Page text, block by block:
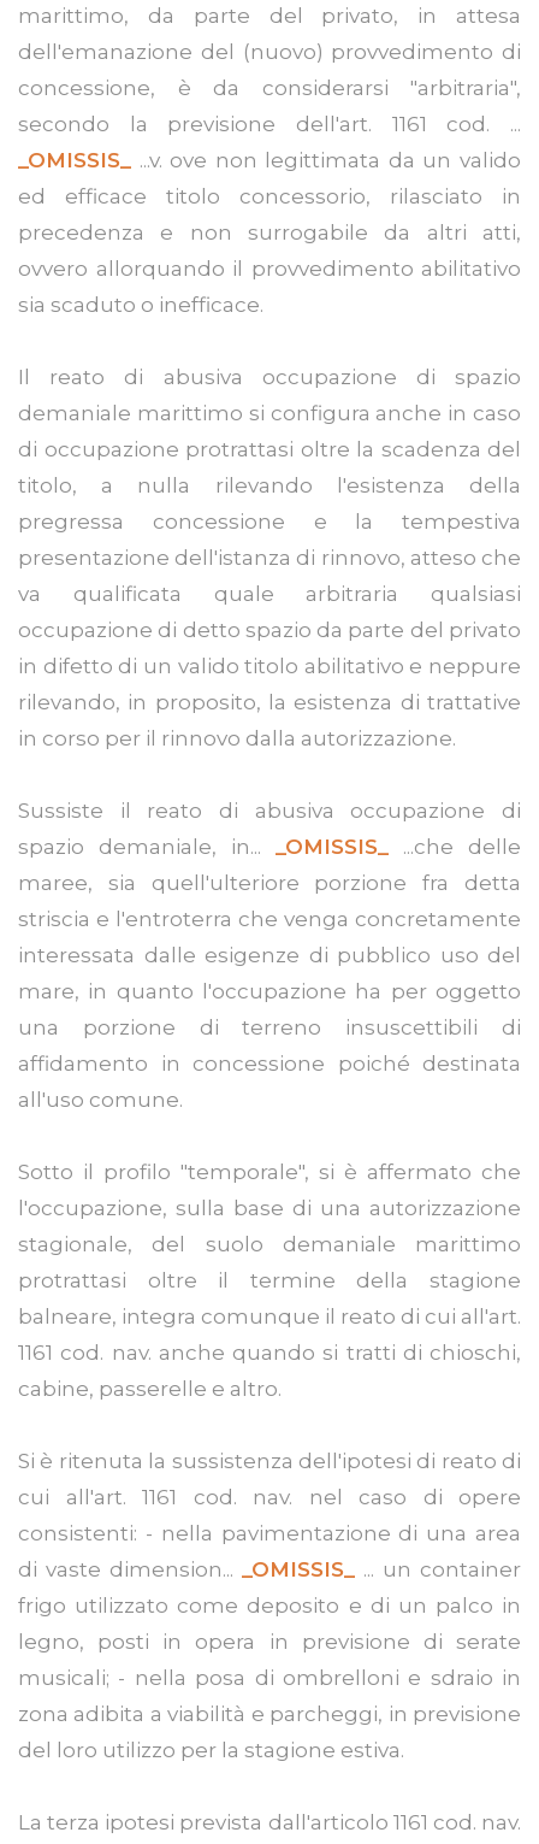
marittimo, da parte del privato, in attesa
dell'emanazione del (nuovo) provvedimento di
concessione, è da considerarsi "arbitraria",
secondo la previsione dell'art. 1161 cod. ...
_OMISSIS_
...v. ove non legittimata da un valido
ed efficace titolo concessorio, rilasciato in
precedenza e non surrogabile da altri atti,
ovvero allorquando il provvedimento abilitativo
sia scaduto o inefficace.
Il reato di abusiva occupazione di spazio
demaniale marittimo si configura anche in caso
di occupazione protrattasi oltre la scadenza del
titolo, a nulla rilevando l'esistenza della
pregressa concessione e la tempestiva
presentazione dell'istanza di rinnovo, atteso che
va qualificata quale arbitraria qualsiasi
occupazione di detto spazio da parte del privato
in difetto di un valido titolo abilitativo e neppure
rilevando, in proposito, la esistenza di trattative
in corso per il rinnovo dalla autorizzazione.
Sussiste il reato di abusiva occupazione di
spazio demaniale, in...
_OMISSIS_
...che delle
maree, sia quell'ulteriore porzione fra detta
striscia e l'entroterra che venga concretamente
interessata dalle esigenze di pubblico uso del
mare, in quanto l'occupazione ha per oggetto
una porzione di terreno insuscettibili di
affidamento in concessione poiché destinata
all'uso comune.
Sotto il profilo "temporale", si è affermato che
l'occupazione, sulla base di una autorizzazione
stagionale, del suolo demaniale marittimo
protrattasi oltre il termine della stagione
balneare, integra comunque il reato di cui all'art.
1161 cod. nav. anche quando si tratti di chioschi,
cabine, passerelle e altro.
Si è ritenuta la sussistenza dell'ipotesi di reato di
cui all'art. 1161 cod. nav. nel caso di opere
consistenti: - nella pavimentazione di una area
di vaste dimension...
_OMISSIS_
... un container
frigo utilizzato come deposito e di un palco in
legno, posti in opera in previsione di serate
musicali; - nella posa di ombrelloni e sdraio in
zona adibita a viabilità e parcheggi, in previsione
del loro utilizzo per la stagione estiva.
La terza ipotesi prevista dall'articolo 1161 cod. nav.